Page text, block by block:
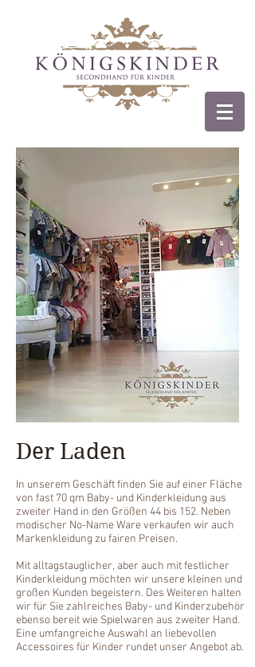
Der Laden
In unserem Geschäft finden Sie auf einer Fläche
von fast 70 qm Baby- und Kinderkleidung aus
zweiter Hand in den Größen 44 bis 152. Neben
modischer No-Name Ware verkaufen wir auch
Markenkleidung zu fairen Preisen.
Mit alltagstauglicher, aber auch mit festlicher
Kinderkleidung möchten wir unsere kleinen und
großen Kunden begeistern. Des Weiteren halten
wir für Sie zahlreiches Baby- und Kinderzubehör
ebenso bereit wie Spielwaren aus zweiter Hand.
Eine umfangreiche Auswahl an liebevollen
Accessoires für Kinder rundet unser Angebot ab.